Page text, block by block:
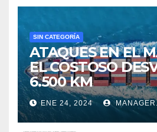
SIN CATEGORÍA
ATAQUES EN EL
EL COSTOSO
6.500 KM
ENE 24, 2024